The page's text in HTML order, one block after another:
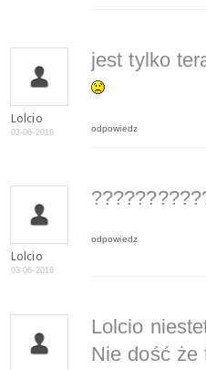
Lolcio
03-06-2016
jest tylko
odpowiedz
Lolcio
03-06-2016
odpowiedz
Lolcio
Nie dość że